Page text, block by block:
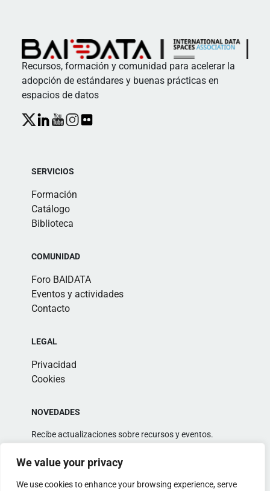
We value your privacy
We use cookies to enhance your browsing experience, serve
Recursos, formación y comunidad para acelerar la
adopción de estándares y buenas prácticas en
espacios de datos
SERVICIOS
Formación
Catálogo
Biblioteca
COMUNIDAD
Foro BAIDATA
Eventos y actividades
Contacto
LEGAL
Privacidad
Cookies
NOVEDADES
Recibe actualizaciones sobre recursos y eventos.